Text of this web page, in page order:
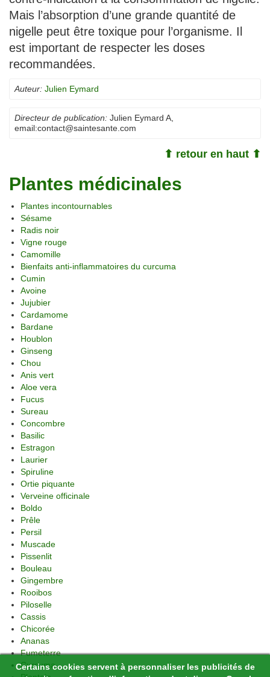
Certains cookies servent à personnaliser les publicités de
Mais l’absorption d’une grande quantité de
nigelle peut être toxique pour l’organisme. Il
est important de respecter les doses
recommandées.
Auteur: Julien Eymard
Directeur de publication: Julien Eymard A
email:contact@saintesante.com
⬆ retour en haut ⬆
Plantes médicinales
Plantes incontournables
Sésame
Radis noir
Vigne rouge
Camomille
Bienfaits anti-inflammatoires du curcuma
Cumin
Avoine
Jujubier
Cardamome
Bardane
Houblon
Ginseng
Chou
Anis vert
Aloe vera
Fucus
Sureau
Concombre
Basilic
Estragon
Laurier
Spiruline
Ortie piquante
Verveine officinale
Boldo
Prêle
Persil
Muscade
Pissenlit
Bouleau
Gingembre
Rooibos
Piloselle
Cassis
Chicorée
Ananas
Fumeterre
Curcuma